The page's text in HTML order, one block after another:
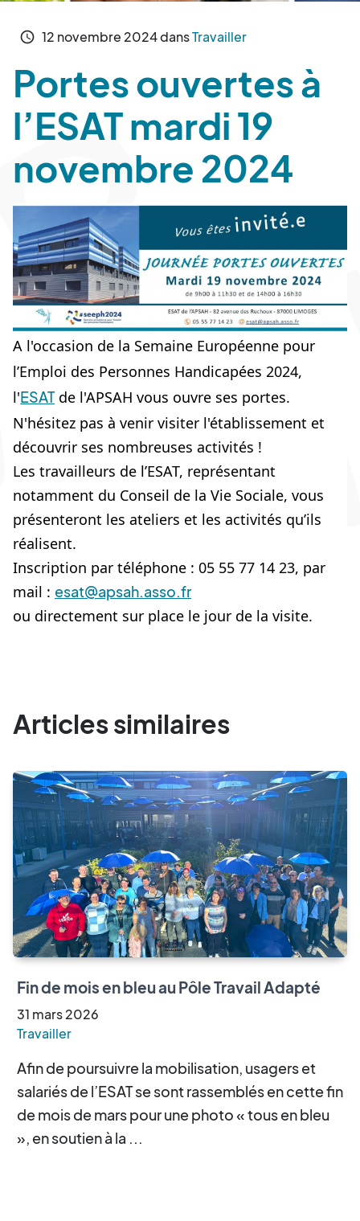
schedule 12 novembre 2024dansTravailler
Portes ouvertes à
l’ESAT mardi 19
novembre 2024
A l'occasion de la Semaine Européenne pour
l’Emploi des Personnes Handicapées 2024,
l'ESATde l'APSAH vous ouvre ses portes.
N'hésitez pas à venir visiter l'établissement et
découvrir ses nombreuses activités !
Les travailleurs de l’ESAT, représentant
notamment du Conseil de la Vie Sociale, vous
présenteront les ateliers et les activités qu’ils
réalisent.
Inscription par téléphone : 05 55 77 14 23, par
mail : esat@apsah.asso.fr
ou directement sur place le jour de la visite.
Articles similaires
Fin de mois en bleu au Pôle Travail Adapté
31 mars2026
Travailler
Afin de poursuivre la mobilisation, usagers et
salariés de l’ESAT se sont rassemblés en cette fin
de mois de mars pour une photo « tous en bleu
», en soutien à la ...